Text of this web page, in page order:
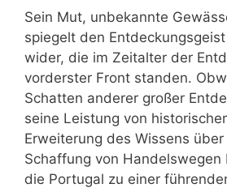
Sein Mut, unbekannte
spiegelt den
wider, die im Zeitalter der
vorderster Front standen.
Schatten anderer großer
seine Leistung von
Erweiterung des Wissens
Schaffung von Handelswegen
die Portugal zu einer